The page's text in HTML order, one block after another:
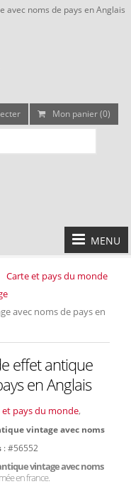
avec noms de pays en Anglais
Mon panier (0)
MENU
Carte et pays du monde
avec noms de pays en
effet antique
en Anglais
et pays du monde,
vintage avec noms
: #56552
vintage avec noms
en france.